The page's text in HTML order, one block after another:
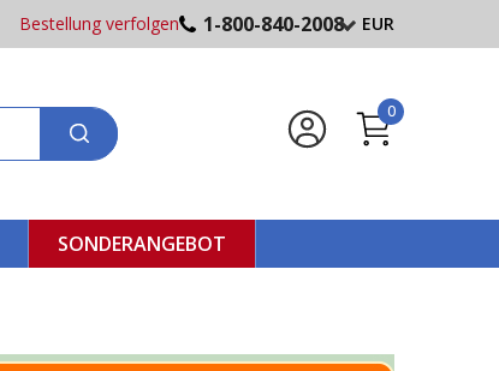
Bestellung verfolgen 1-800-840-2008 EUR
0
SONDERANGEBOT